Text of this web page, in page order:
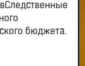
бюджета.